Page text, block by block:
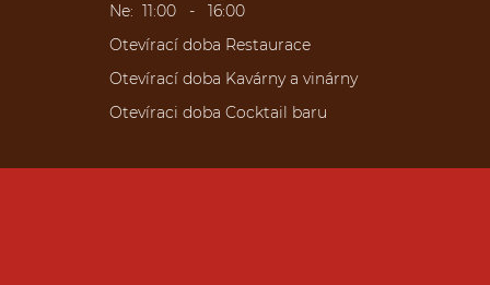
Ne: 11:00
16:00
Otevírací doba Restaurace
Otevírací doba Kavárny a vinárny
Otevíraci doba Cocktail baru